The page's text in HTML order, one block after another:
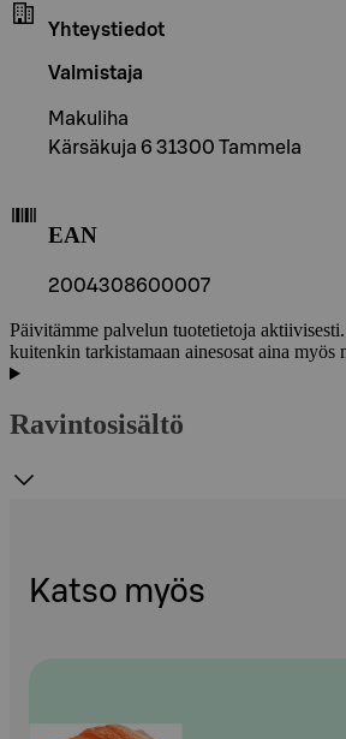
Yhteystiedot
Valmistaja
Makuliha
Kärsäkuja 6 31300 Tammela
EAN
2004308600007
Päivitämme palvelun tuotetietoja
kuitenkin tarkistamaan ainesosat aina myös
Ravintosisältö
Katso myös